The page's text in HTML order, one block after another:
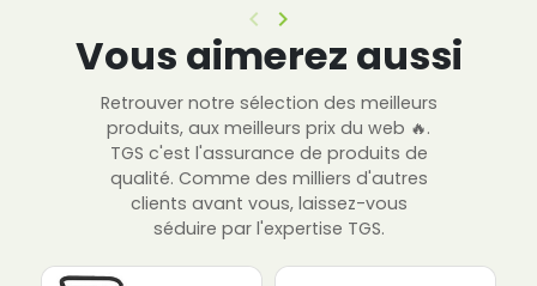
Précédent
keyboard_arrow_left Suivant
keyboard_arrow_right
Vous aimerez aussi
Retrouver notre sélection des meilleurs
produits, aux meilleurs prix du web 🔥.
TGS c'est l'assurance de produits de
qualité. Comme des milliers d'autres
clients avant vous, laissez-vous
séduire par l'expertise TGS.